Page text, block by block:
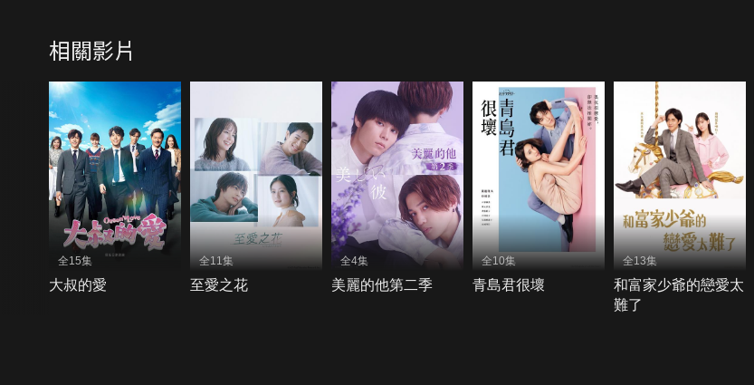
相關影片
全15集
大叔的愛
全11集
至愛之花
全4集
美麗的他第二季
全10集
青島君很壞
全13集
和富家少爺的戀愛太
難了